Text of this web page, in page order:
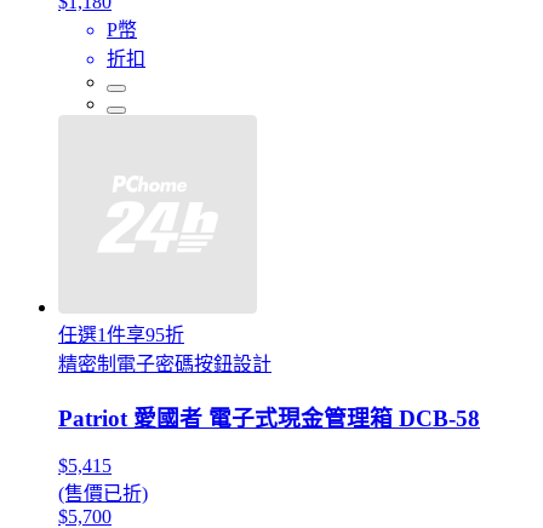
P幣
折扣
任選1件享95折
精密制電子密碼按鈕設計
Patriot 愛國者 電子式現金管理箱 DCB-58
$5,415
(售價已折)
$5,700